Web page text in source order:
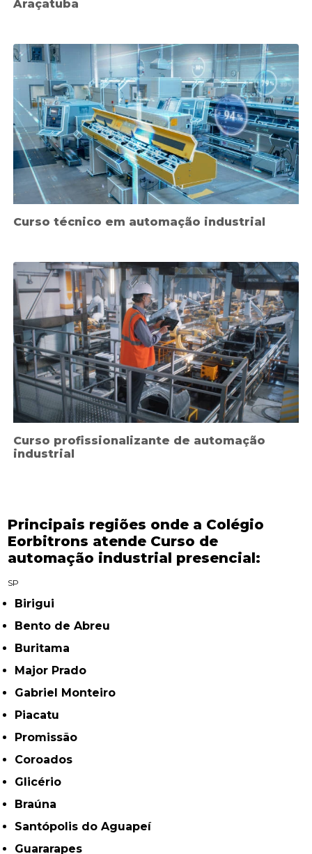
Araçatuba
Curso técnico em automação industrial
Curso profissionalizante de automação
industrial
Principais regiões onde a Colégio
Eorbitrons atende Curso de
automação industrial presencial:
SP
Birigui
Bento de Abreu
Buritama
Major Prado
Gabriel Monteiro
Piacatu
Promissão
Coroados
Glicério
Braúna
Santópolis do Aguapeí
Guararapes